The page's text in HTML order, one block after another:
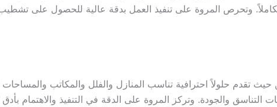
وتحرص المروة على تنفيذ العمل بدقة عالية للحصول على
تقدم حلولاً احترافية تناسب المنازل والفلل والمكاتب والمساحات
والجودة. وتركز المروة على الدقة في التنفيذ والاهتمام